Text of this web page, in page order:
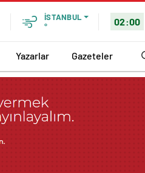
İSTANBUL
°
02:00
Yazarlar Gazeteler